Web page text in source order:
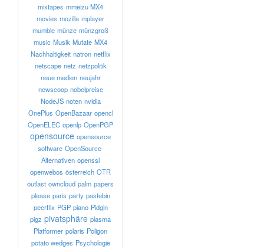
mixtapes mmeizu MX4
movies mozilla mplayer
mumble münze münzgroß
music Musik Mutate MX4
Nachhaltigkeit natron netflix
netscape netz netzpolitik
neue medien neujahr
newscoop nobelpreise
NodeJS noten nvidia
OnePlus OpenBazaar opencl
OpenELEC openlp OpenPGP
opensource opensource
software OpenSource-
Alternativen openssl
openwebos österreich OTR
outlast owncloud palm papers
please paris party pastebin
peerflix PGP piano Pidgin
pigz pivatsphäre plasma
Platformer polaris Poligon
potato wedges Psychologie